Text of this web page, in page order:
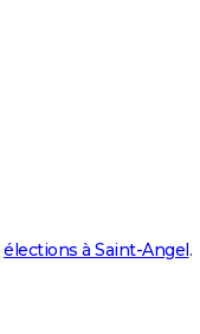
élections à Saint-Angel.